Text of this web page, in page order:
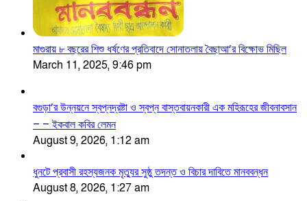
মাগুরায় ৮ বছরের শিশু ধর্ষণের প্রতিবাদে সোনাতলায় বৈছাআ’র বিক্ষোভ মিছিল
March 11, 2025, 9:46 pm
বগুড়া’র উন্নয়নে স্বপ্নদ্রষ্টা ও স্বপ্ন বাস্তবায়নকারী এক মহিরূহের জীবনাবসান
– – ইকবাল কবির লেমন
August 9, 2026, 1:12 am
ধুনটে প্রবাসী রহস্যজনক মৃত্যুর সুষ্ঠু তদন্ত ও বিচার দাবিতে মানববন্ধন
August 8, 2026, 1:27 am